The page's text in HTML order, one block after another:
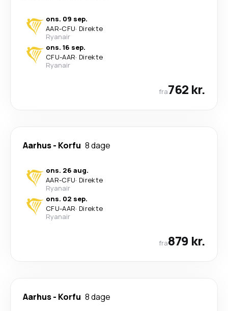
ons. 09 sep.
AAR-CFU· Direkte
Ryanair
ons. 16 sep.
CFU-AAR· Direkte
Ryanair
fra762 kr.
Aarhus- Korfu 8 dage
ons. 26 aug.
AAR-CFU· Direkte
Ryanair
ons. 02 sep.
CFU-AAR· Direkte
Ryanair
fra879 kr.
Aarhus- Korfu 8 dage